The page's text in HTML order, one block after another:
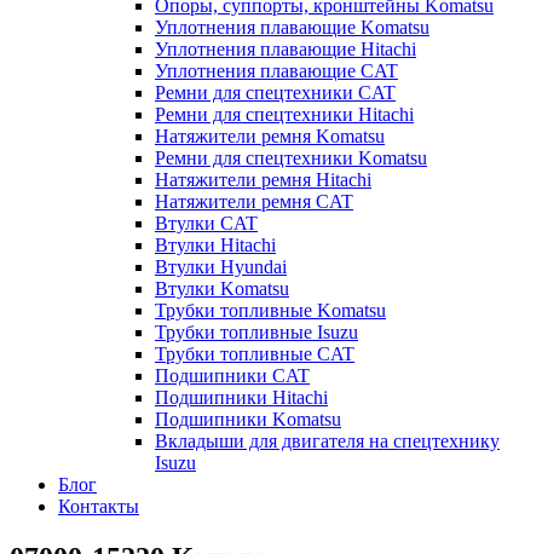
Опоры, суппорты, кронштейны Komatsu
Уплотнения плавающие Komatsu
Уплотнения плавающие Hitachi
Уплотнения плавающие CAT
Ремни для спецтехники CAT
Ремни для спецтехники Hitachi
Натяжители ремня Komatsu
Ремни для спецтехники Komatsu
Натяжители ремня Hitachi
Натяжители ремня CAT
Втулки CAT
Втулки Hitachi
Втулки Hyundai
Втулки Komatsu
Трубки топливные Komatsu
Трубки топливные Isuzu
Трубки топливные CAT
Подшипники CAT
Подшипники Hitachi
Подшипники Komatsu
Вкладыши для двигателя на спецтехнику
Isuzu
Блог
Контакты